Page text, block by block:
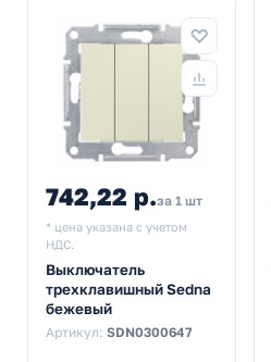
742,22 р.за 1 шт
* цена указана с учетом
НДС.
Выключатель
трехклавишный Sedna
бежевый
Артикул: SDN0300647